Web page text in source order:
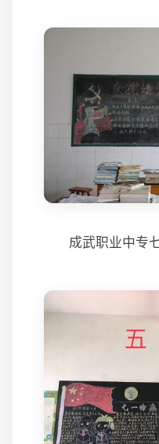
成武职业中专